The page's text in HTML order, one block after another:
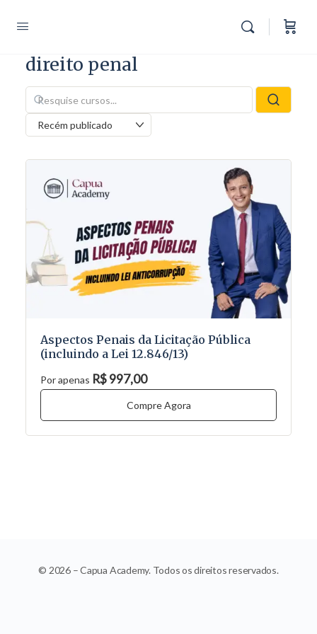
direito penal
Aspectos Penais da Licitação Pública
(incluindo a Lei 12.846/13)
Por apenas R$ 997,00
Compre Agora
© 2026 – Capua Academy. Todos os direitos reservados.